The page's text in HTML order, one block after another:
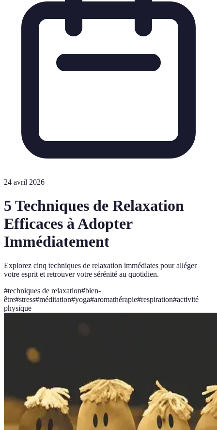
24 avril 2026
5 Techniques de Relaxation
Efficaces à Adopter
Immédiatement
Explorez cinq techniques de relaxation immédiates pour alléger
votre esprit et retrouver votre sérénité au quotidien.
#techniques de relaxation#bien-
être#stress#méditation#yoga#aromathérapie#respiration#activité
physique